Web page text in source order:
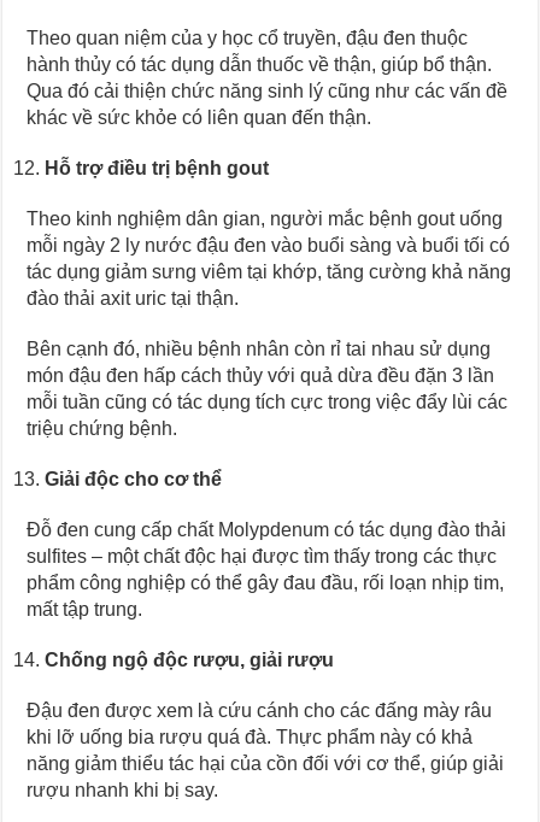
Theo quan niệm của y học cổ truyền, đậu đen thuộc
hành thủy có tác dụng dẫn thuốc về thận, giúp bổ thận.
Qua đó cải thiện chức năng sinh lý cũng như các vấn đề
khác về sức khỏe có liên quan đến thận.
Hỗ trợ điều trị bệnh gout
Theo kinh nghiệm dân gian, người mắc bệnh gout uống
mỗi ngày 2 ly nước đậu đen vào buổi sàng và buổi tối có
tác dụng giảm sưng viêm tại khớp, tăng cường khả năng
đào thải axit uric tại thận.
Bên cạnh đó, nhiều bệnh nhân còn rỉ tai nhau sử dụng
món đậu đen hấp cách thủy với quả dừa đều đặn 3 lần
mỗi tuần cũng có tác dụng tích cực trong việc đẩy lùi các
triệu chứng bệnh.
Giải độc cho cơ thể
Đỗ đen cung cấp chất Molypdenum có tác dụng đào thải
sulfites – một chất độc hại được tìm thấy trong các thực
phẩm công nghiệp có thể gây đau đầu, rối loạn nhịp tim,
mất tập trung.
Chống ngộ độc rượu, giải rượu
Đậu đen được xem là cứu cánh cho các đấng mày râu
khi lỡ uống bia rượu quá đà. Thực phẩm này có khả
năng giảm thiểu tác hại của cồn đối với cơ thể, giúp giải
rượu nhanh khi bị say.